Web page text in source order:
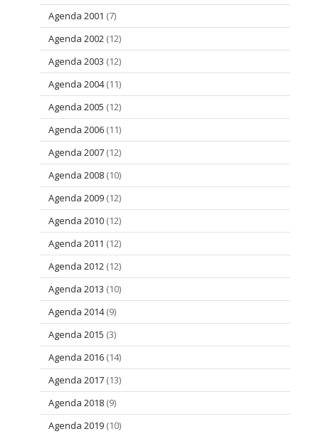
Agenda 2001 (7)
Agenda 2002 (12)
Agenda 2003 (12)
Agenda 2004(11)
Agenda 2005 (12)
Agenda 2006 (11)
Agenda 2007 (12)
Agenda 2008 (10)
Agenda 2009 (12)
Agenda 2010 (12)
Agenda 2011 (12)
Agenda 2012 (12)
Agenda 2013 (10)
Agenda 2014(9)
Agenda 2015 (3)
Agenda 2016 (14)
Agenda 2017 (13)
Agenda 2018 (9)
Agenda 2019 (10)